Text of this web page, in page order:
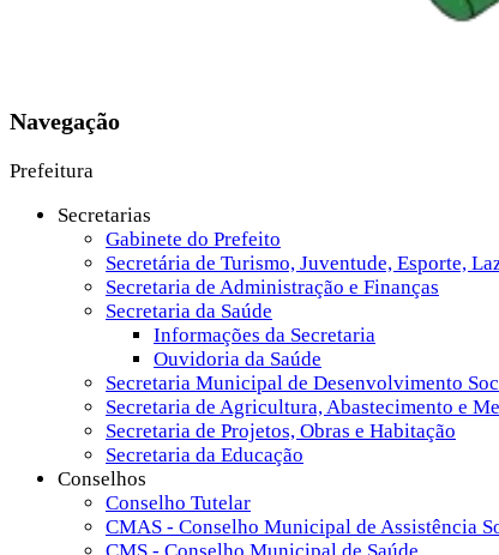
Navegação
Prefeitura
Secretarias
Gabinete do Prefeito
Secretária de Turismo, Juventude, Esporte,
Secretaria de Administração e Finanças
Secretaria da Saúde
Informações da Secretaria
Ouvidoria da Saúde
Secretaria Municipal de Desenvolvimento
Secretaria de Agricultura, Abastecimento e
Secretaria de Projetos, Obras e Habitação
Secretaria da Educação
Conselhos
Conselho Tutelar
CMAS - Conselho Municipal de Assistência